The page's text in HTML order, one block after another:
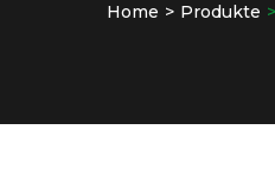
Home Produkte